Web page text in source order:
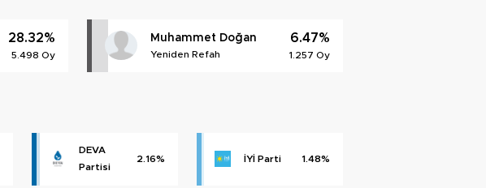
28.32%
5.498 Oy
Muhammet Doğan
Yeniden Refah
6.47%
1.257 Oy
DEVA
Partisi
2.16% İYİ Parti 1.48%